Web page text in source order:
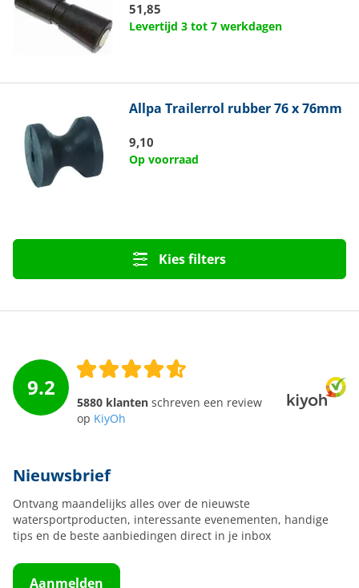
51,85
Levertijd 3 tot 7 werkdagen
Allpa Trailerrol rubber 76 x 76mm
9,10
Op voorraad
Kies filters
9.2
5880 klanten schreven een review
op KiyOh
Nieuwsbrief
Ontvang maandelijks alles over de nieuwste
watersportproducten, interessante evenementen, handige
tips en de beste aanbiedingen direct in je inbox
Aanmelden